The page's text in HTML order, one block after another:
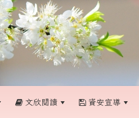
文欣閱讀 資安宣導